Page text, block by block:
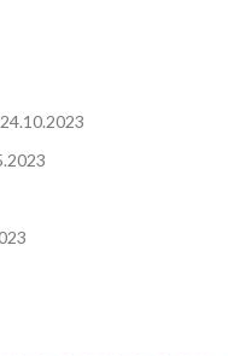
24.10.2023